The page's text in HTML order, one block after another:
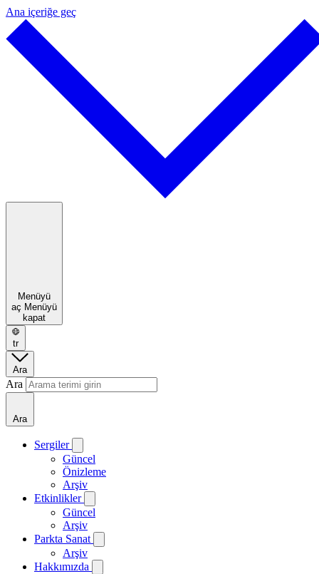
Ana içeriğe geç
Menüyü
aç Menüyü
kapat
tr
Ara
Ara
Ara
Sergiler
Güncel
Önizleme
Arşiv
Etkinlikler
Güncel
Arşiv
Parkta Sanat
Arşiv
Hakkımızda